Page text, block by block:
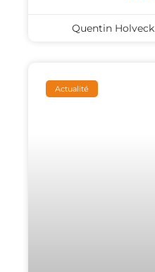
Quentin Holveck
Actualité